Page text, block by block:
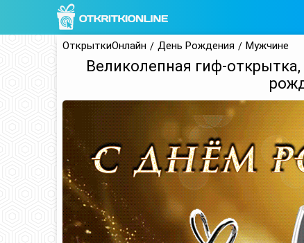
ОткрыткиОнлайн День Рождения Мужчине
Великолепная гиф-